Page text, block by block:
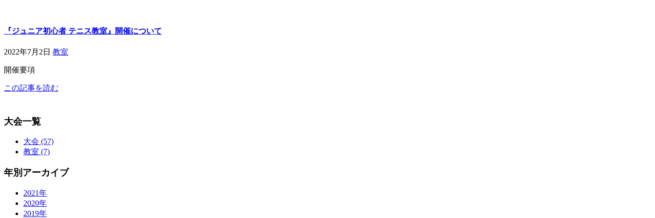
『ジュニア初心者 テニス教室』開催について
2022年7月2日 教室
開催要項
この記事を読む
大会一覧
大会 (57)
教室 (7)
年別アーカイブ
2021年
2020年
2019年